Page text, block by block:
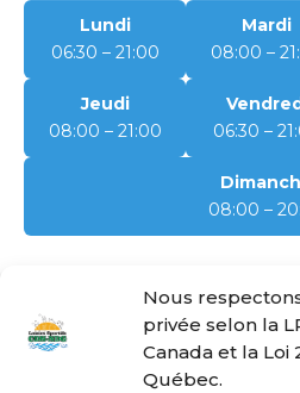
Nous
privée selon la
Canada et la Loi
Québec.
Lundi
06:30 – 21:00
Mardi
08:00 –
Jeudi
08:00 – 21:00
06:30 –
08:00 –
PRÉCÉDENT
Piscine Notre-Dame-
de-Grâce (Décarie)